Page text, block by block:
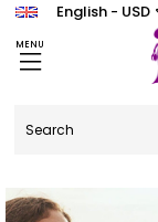
MENU
English - USD